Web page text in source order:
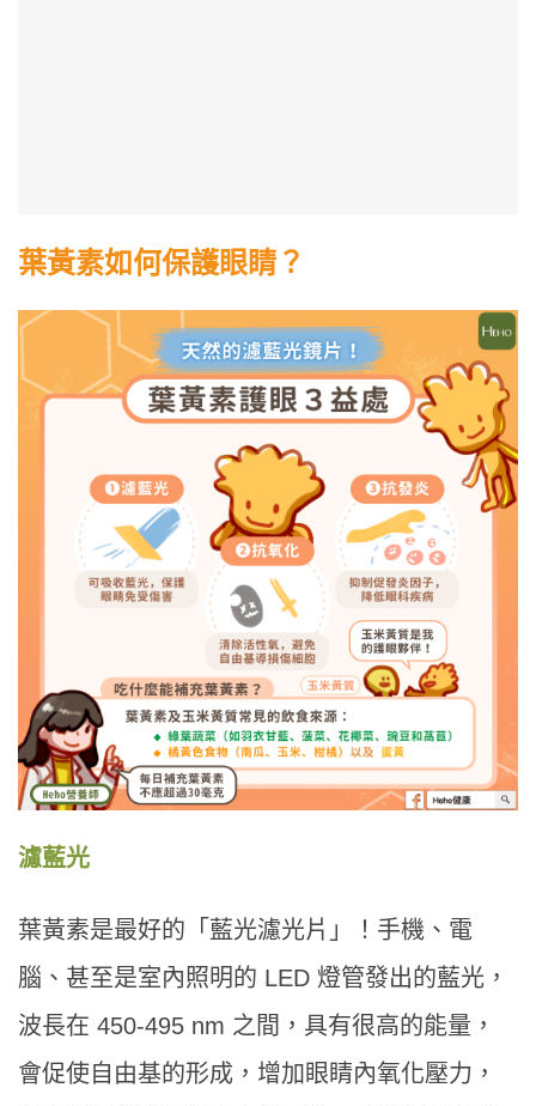
葉黃素如何保護眼睛？
濾藍光
葉黃素是最好的「藍光濾光片」！手機、電
腦、甚至是室內照明的 LED 燈管發出的藍光，
波長在 450-495 nm 之間，具有很高的能量，
會促使自由基的形成，增加眼睛內氧化壓力，